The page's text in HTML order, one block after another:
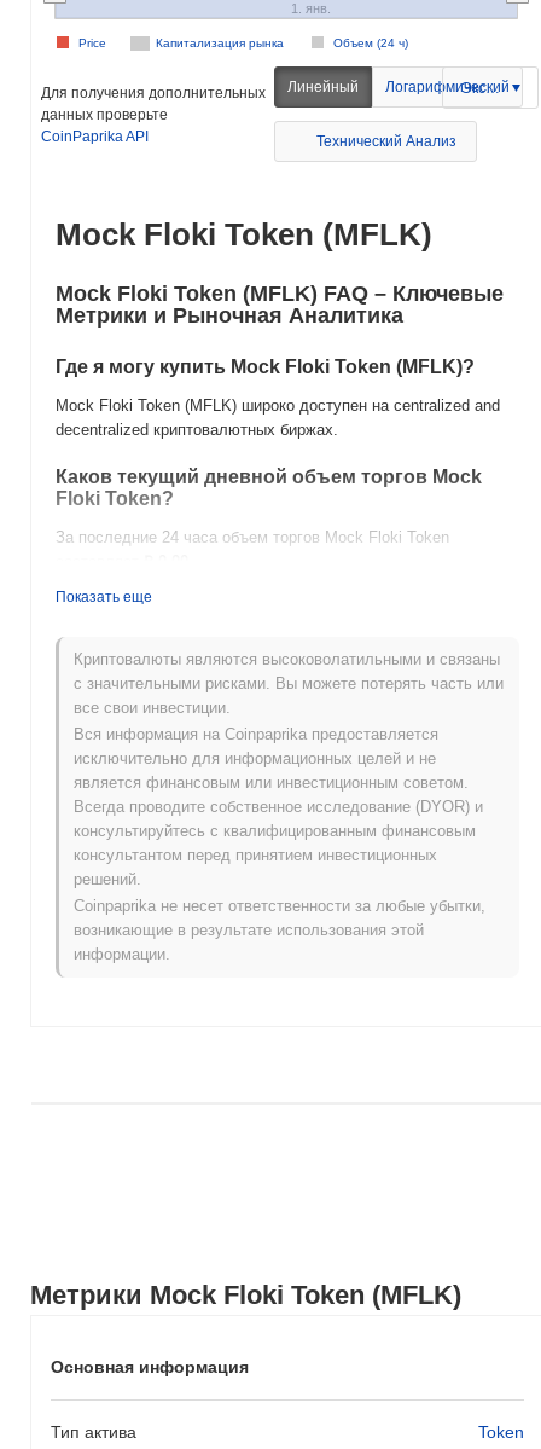
Метрики Mock Floki Token (MFLK)
Основная информация
Тип актива Token
Капитализация рынка Объем (24 ч)
Price
1. янв.
Для получения дополнительных
данных проверьте
CoinPaprika API
Линейный Логарифмический
Экспорт
Технический Анализ
Mock Floki Token (MFLK)
Mock Floki Token (MFLK) FAQ – Ключевые
Метрики и Рыночная Аналитика
Где я могу купить Mock Floki Token (MFLK)?
Mock Floki Token (MFLK) широко доступен на centralized and
decentralized криптовалютных биржах.
Каков текущий дневной объем торгов Mock
Floki Token?
За последние 24 часа объем торгов Mock Floki Token
Какова история ценового диапазона Mock Floki
Исторический максимум (ATH):₽ 0.001754
Исторический минимум (ATL):₽ 0.00
Mock Floki Token в настоящее время торгуется на~99.42%
ниже своего ATH .
Как Mock Floki Token работает по сравнению с
более широким криптовалютным рынком?
За последние 7 дней Mock Floki Token вырос на
отставая от общего криптовалютного рынка который показал
. Это указывает на временное отставание в
ценовом движении MFLK относительно более широкого
рыночного импульса.
Показать еще
Криптовалюты являются высоковолатильными и связаны
с значительными рисками. Вы можете потерять часть или
все свои инвестиции.
Вся информация на Coinpaprika предоставляется
исключительно для информационных целей и не
является финансовым или инвестиционным советом.
Всегда проводите собственное исследование (DYOR) и
консультируйтесь с квалифицированным финансовым
консультантом перед принятием инвестиционных
решений.
Coinpaprika не несет ответственности за любые убытки,
возникающие в результате использования этой
информации.